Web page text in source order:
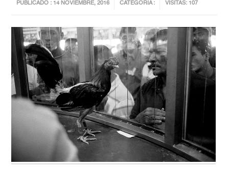
PUBLICADO : 14 NOVIEMBRE, 2016 CATEGORIA : VISITAS: 107